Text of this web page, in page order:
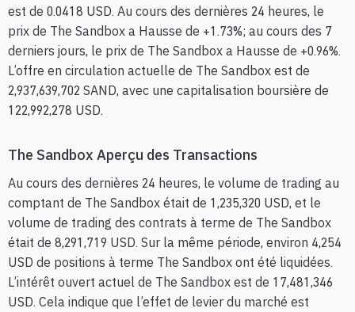
est de 0.0418 USD. Au cours des dernières 24 heures, le
prix de The Sandbox a Hausse de +1.73%; au cours des 7
derniers jours, le prix de The Sandbox a Hausse de +0.96%.
L’offre en circulation actuelle de The Sandbox est de
2,937,639,702 SAND, avec une capitalisation boursière de
122,992,278 USD.
The Sandbox Aperçu des Transactions
Au cours des dernières 24 heures, le volume de trading au
comptant de The Sandbox était de 1,235,320 USD, et le
volume de trading des contrats à terme de The Sandbox
était de 8,291,719 USD. Sur la même période, environ 4,254
USD de positions à terme The Sandbox ont été liquidées.
L’intérêt ouvert actuel de The Sandbox est de 17,481,346
USD. Cela indique que l’effet de levier du marché est